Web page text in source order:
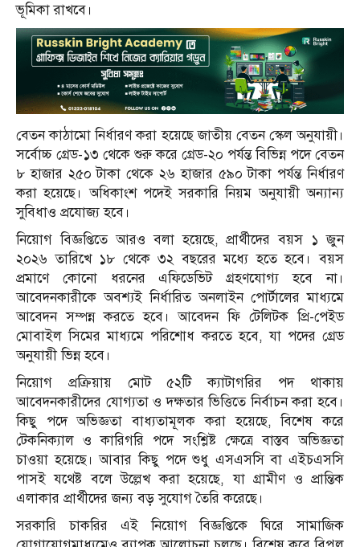
ভূমিকা রাখবে।
বেতন কাঠামো নির্ধারণ করা হয়েছে জাতীয় বেতন স্কেল অনুযায়ী।
সর্বোচ্চ গ্রেড-১৩ থেকে শুরু করে গ্রেড-২০ পর্যন্ত বিভিন্ন পদে বেতন
৮ হাজার ২৫০ টাকা থেকে ২৬ হাজার ৫৯০ টাকা পর্যন্ত নির্ধারণ
করা হয়েছে। অধিকাংশ পদেই সরকারি নিয়ম অনুযায়ী অন্যান্য
সুবিধাও প্রযোজ্য হবে।
নিয়োগ বিজ্ঞপ্তিতে আরও বলা হয়েছে, প্রার্থীদের বয়স ১ জুন
২০২৬ তারিখে ১৮ থেকে ৩২ বছরের মধ্যে হতে হবে। বয়স
প্রমাণে কোনো ধরনের এফিডেভিট গ্রহণযোগ্য হবে না।
আবেদনকারীকে অবশ্যই নির্ধারিত অনলাইন পোর্টালের মাধ্যমে
আবেদন সম্পন্ন করতে হবে। আবেদন ফি টেলিটক প্রি-পেইড
মোবাইল সিমের মাধ্যমে পরিশোধ করতে হবে, যা পদের গ্রেড
অনুযায়ী ভিন্ন হবে।
নিয়োগ প্রক্রিয়ায় মোট ৫২টি ক্যাটাগরির পদ থাকায়
আবেদনকারীদের যোগ্যতা ও দক্ষতার ভিত্তিতে নির্বাচন করা হবে।
কিছু পদে অভিজ্ঞতা বাধ্যতামূলক করা হয়েছে, বিশেষ করে
টেকনিক্যাল ও কারিগরি পদে সংশ্লিষ্ট ক্ষেত্রে বাস্তব অভিজ্ঞতা
চাওয়া হয়েছে। আবার কিছু পদে শুধু এসএসসি বা এইচএসসি
পাসই যথেষ্ট বলে উল্লেখ করা হয়েছে, যা গ্রামীণ ও প্রান্তিক
এলাকার প্রার্থীদের জন্য বড় সুযোগ তৈরি করেছে।
সরকারি চাকরির এই নিয়োগ বিজ্ঞপ্তিকে ঘিরে সামাজিক